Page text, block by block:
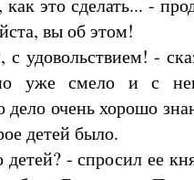
это сделать... -
вы об этом!
удовольствием! -
уже смело и с
очень хорошо
детей было.
- спросил ее